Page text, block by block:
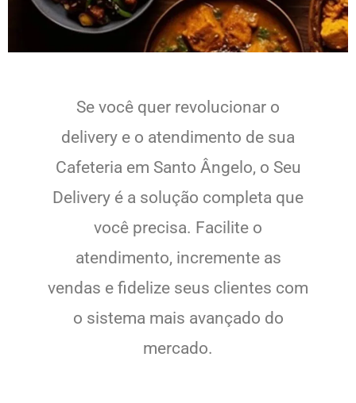
Se você quer revolucionar o
delivery e o atendimento de sua
Cafeteria em Santo Ângelo, o Seu
Delivery é a solução completa que
você precisa. Facilite o
atendimento, incremente as
vendas e fidelize seus clientes com
o sistema mais avançado do
mercado.